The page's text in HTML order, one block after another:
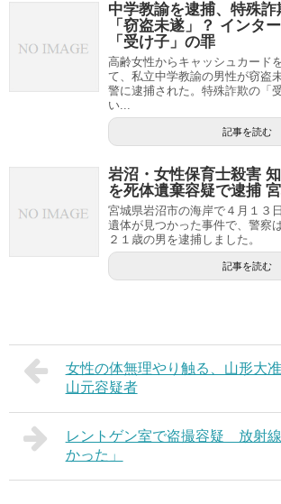
中学教諭を逮捕、特殊
「窃盗未遂」？ インタ
「受け子」の罪
高齢女性からキャッシュカード
て、私立中学教諭の男性が窃盗
警に逮捕された。特殊詐欺の「
い...
記事を読む
岩沼・女性保育士殺害
を死体遺棄容疑で逮捕
宮城県岩沼市の海岸で４月１３
遺体が見つかった事件で、警察
２１歳の男を逮捕しました。
記事を読む
女性の体無理やり触る、山形大
山元容疑者
レントゲン室で盗撮容疑 放射
かった」